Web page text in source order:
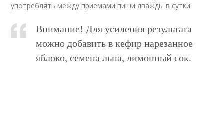
употреблять между приемами пищи дважды в сутки.
Внимание! Для усиления результата
можно добавить в кефир нарезанное
яблоко, семена льна, лимонный сок.